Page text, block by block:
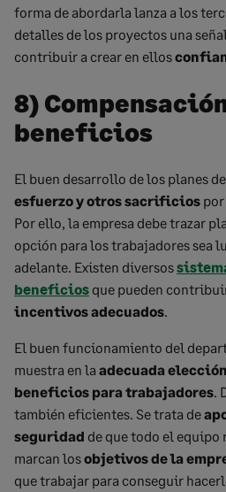
forma de abordarla lanza a los
detalles de los proyectos una
contribuir a crear en ellos
8)
beneficios
El buen desarrollo de los planes
esfuerzo y otros sacrificios por
Por ello, la empresa debe trazar
opción para los trabajadores sea
adelante. Existen diversos
beneficios que pueden
incentivos adecuados
El buen funcionamiento del
muestra en la adecuada
beneficios para trabajadores
también eficientes. Se trata de
seguridad de que todo el equipo
marcan losobjetivos de la
que trabajar para conseguir